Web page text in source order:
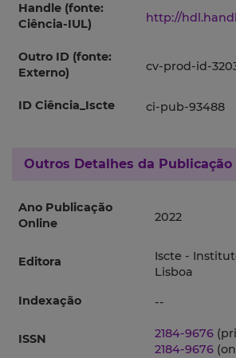
Handle (fonte:
Ciência-IUL)
http://
Outro ID (fonte:
Externo)
cv-prod-id-
ID Ciência_Iscte ci-pub-93488
Outros Detalhes da Publicação
Ano Publicação
Online
2022
Editora
Iscte -
Lisboa
Indexação
--
ISSN 2184-9676
2184-9676